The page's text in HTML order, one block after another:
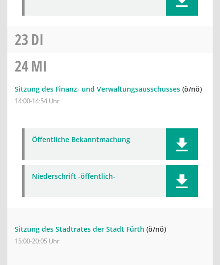
23DI
24MI
Sitzung des Finanz- und Verwaltungsausschusses (ö/nö)
14:00-14:54 Uhr
Öffentliche Bekanntmachung
Niederschrift -öffentlich-
Sitzung des Stadtrates der Stadt Fürth (ö/nö)
15:00-20:05 Uhr